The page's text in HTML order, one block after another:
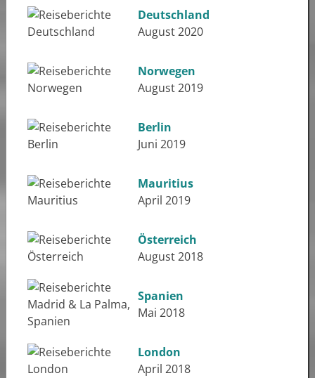
Deutschland
August 2020
Norwegen
August 2019
Berlin
Juni 2019
Mauritius
April 2019
Österreich
August 2018
Spanien
Mai 2018
London
April 2018